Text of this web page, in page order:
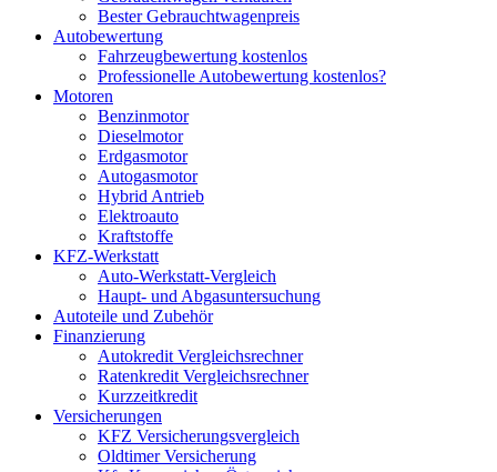
Bester Gebrauchtwagenpreis
Autobewertung
Fahrzeugbewertung kostenlos
Professionelle Autobewertung kostenlos?
Motoren
Benzinmotor
Dieselmotor
Erdgasmotor
Autogasmotor
Hybrid Antrieb
Elektroauto
Kraftstoffe
KFZ-Werkstatt
Auto-Werkstatt-Vergleich
Haupt- und Abgasuntersuchung
Autoteile und Zubehör
Finanzierung
Autokredit Vergleichsrechner
Ratenkredit Vergleichsrechner
Kurzzeitkredit
Versicherungen
KFZ Versicherungsvergleich
Oldtimer Versicherung